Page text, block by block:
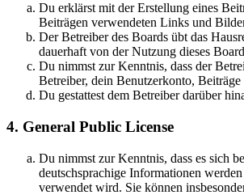
Du erklärst mit der Erstellung eines
Beiträgen verwendeten Links und
Der Betreiber des Boards übt das
dauerhaft von der Nutzung dieses
Du nimmst zur Kenntnis, dass der
Betreiber, dein Benutzerkonto,
Du gestattest dem Betreiber darüber
4. General Public License
Du nimmst zur Kenntnis, dass es sich
deutschsprachige Informationen
verwendet wird. Sie können